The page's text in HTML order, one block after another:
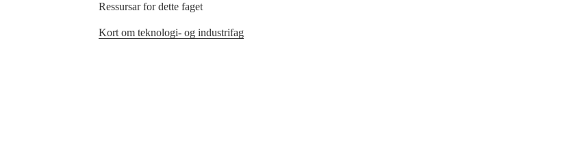
Ressursar for dette faget
Kort om teknologi- og industrifag